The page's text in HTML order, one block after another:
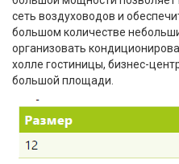
сеть воздуховодов и
большом количестве
организовать
холле гостиницы, бизнес-
большой площади.